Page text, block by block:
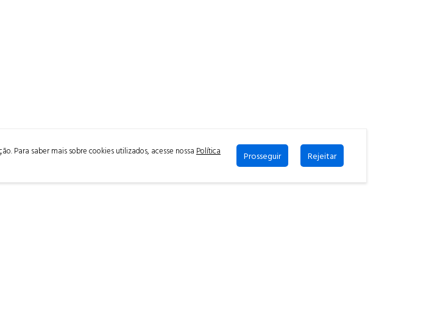
Para saber mais sobre cookies utilizados, acesse nossa Política
Prosseguir Rejeitar